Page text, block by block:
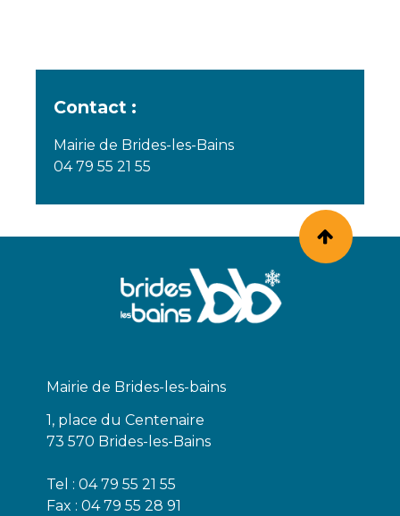
Contact :
Mairie de Brides-les-Bains
04 79 55 21 55
Mairie de Brides-les-bains
1, place du Centenaire
73 570 Brides-les-Bains
Tel : 04 79 55 21 55
Fax : 04 79 55 28 91